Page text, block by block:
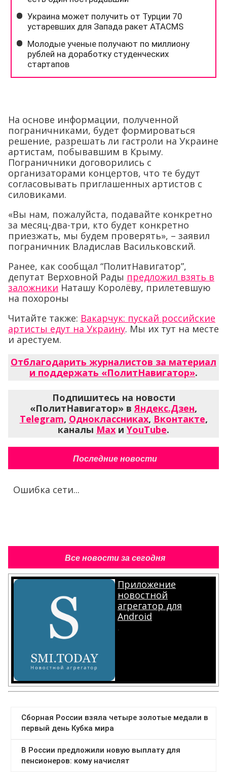
На основе информации, полученной
пограничниками, будет формироваться
решение, разрешать ли гастроли на Украине
артистам, побывавшим в Крыму.
Пограничники договорились с
организаторами концертов, что те будут
согласовывать приглашенных артистов с
силовиками.
«Вы нам, пожалуйста, подавайте конкретно
за месяц-два-три, кто будет конкретно
приезжать, мы будем проверять», – заявил
пограничник Владислав Васильковский.
Ранее, как сообщал “ПолитНавигатор”,
депутат Верховной Рады предложил взять в
заложники Наташу Королёву, прилетевшую
на похороны
Читайте также: Вакарчук: пускай российские
артисты едут на Украину. Мы их тут на месте
и арестуем.
Отблагодарить журналистов за материал
и поддержать «ПолитНавигатор».
Подпишитесь на новости
«ПолитНавигатор» вЯндекс.Дзен,
Telegram, Одноклассниках, Вконтакте,
каналы Max и YouTube.
Последние новости
Ошибка сети...
Все новости за сегодня
Приложение
новостной
агрегатор для
Android
.